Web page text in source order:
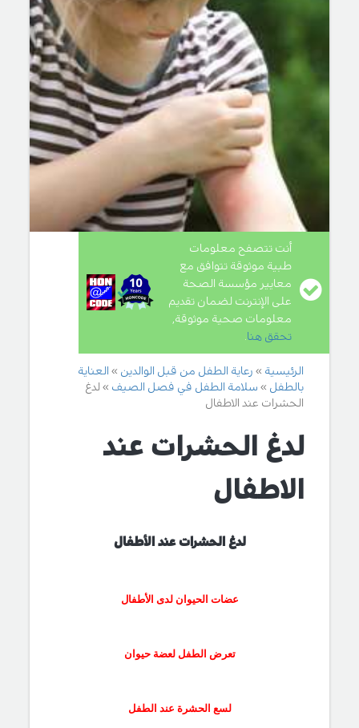
أنت تتصفح معلومات
طبية موثوقة تتوافق مع
معايير مؤسسة الصحة
على الإنترنت لضمان تقديم
معلومات صحية موثوقة,
تحقق هنا.
الرئيسية رعاية الطفل من قبل الوالدين
العناية
بالطفل
سلامة الطفل في فصل الصيف
لدغ
الحشرات عند الاطفال
لدغ الحشرات عند
الاطفال
لدغ الحشرات عند الأطفال
عضات الحيوان لدى الأطفال
تعرض الطفل لعضة حيوان
لسع الحشرة عند الطفل